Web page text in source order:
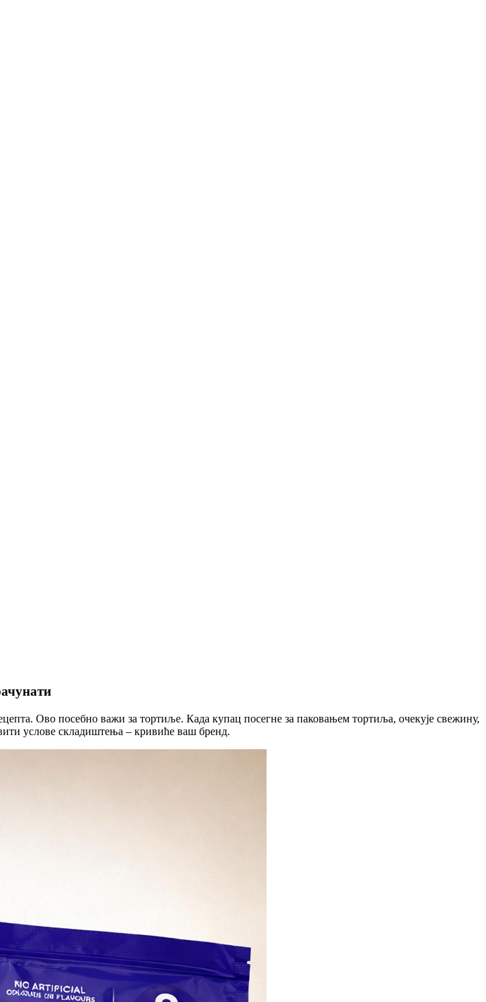
Ово посебно важи за тортиље. Када купац посегне за паковањем тортиља, очекује свежину,
услове складиштења – кривићe ваш бренд.